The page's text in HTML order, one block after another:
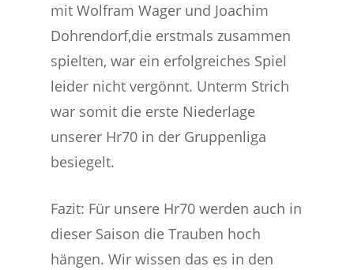
mit Wolfram Wager und Joachim
Dohrendorf,die erstmals zusammen
spielten, war ein erfolgreiches Spiel
leider nicht vergönnt. Unterm Strich
war somit die erste Niederlage
unserer Hr70 in der Gruppenliga
besiegelt.
Fazit: Für unsere Hr70 werden auch in
dieser Saison die Trauben hoch
hängen. Wir wissen das es in den